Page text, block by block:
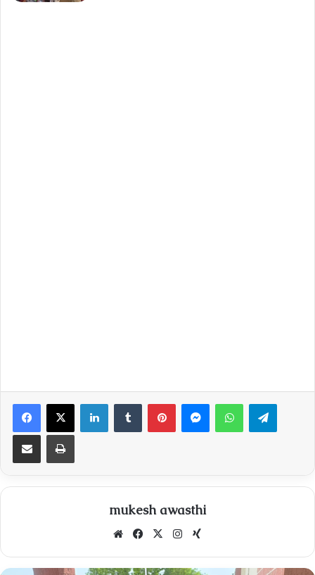
Facebook
X LinkedInTumblr PinterestMessengerWhatsApp
Share via Email Print
mukesh awasthi
WebsiteFacebook
X Instagram